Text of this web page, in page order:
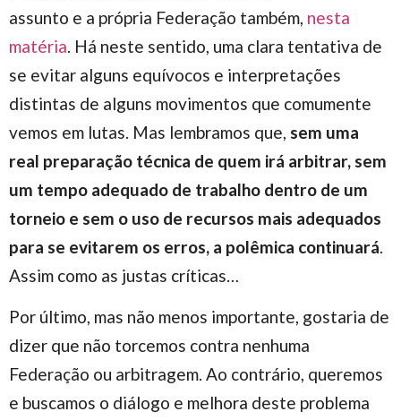
assunto e a própria Federação também, nesta
matéria. Há neste sentido, uma clara tentativa de
se evitar alguns equívocos e interpretações
distintas de alguns movimentos que comumente
vemos em lutas. Mas lembramos que, sem uma
real preparação técnica de quem irá arbitrar, sem
um tempo adequado de trabalho dentro de um
torneio e sem o uso de recursos mais adequados
para se evitarem os erros, a polêmica continuará.
Assim como as justas críticas…
Por último, mas não menos importante, gostaria de
dizer que não torcemos contra nenhuma
Federação ou arbitragem. Ao contrário, queremos
e buscamos o diálogo e melhora deste problema